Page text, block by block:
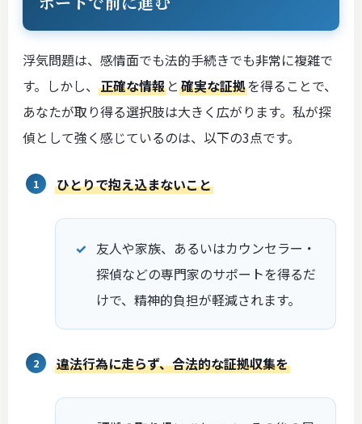
浮気問題は、感情面でも法的手続きでも非常に複雑で
す。しかし、 正確な情報 と 確実な証拠を得ることで、
あなたが取り得る選択肢は大きく広がります。私が探
偵として強く感じているのは、以下の3点です。
ひとりで抱え込まないこと
友人や家族、あるいはカウンセラー・
探偵などの専門家のサポートを得るだ
けで、精神的負担が軽減されます。
違法行為に走らず、合法的な証拠収集を